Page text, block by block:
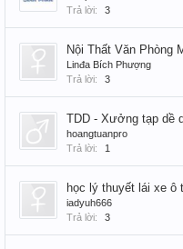
Trả lời:
3
Nội Thất Văn Phòng
Linđa Bích Phượng
Trả lời:
3
TDD - Xưởng tạp dề
hoangtuanpro
Trả lời:
1
học lý thuyết lái xe ô
iadyuh666
Trả lời:
3